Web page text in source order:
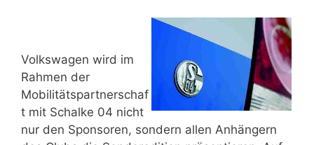
Volkswagen wird im
Rahmen der
Mobilitätspartnerschaf
t mit Schalke 04 nicht
nur den Sponsoren, sondern allen Anhängern